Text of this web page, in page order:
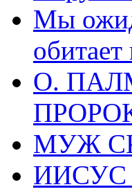
Мы
О.
МУЖ
ИИСУС